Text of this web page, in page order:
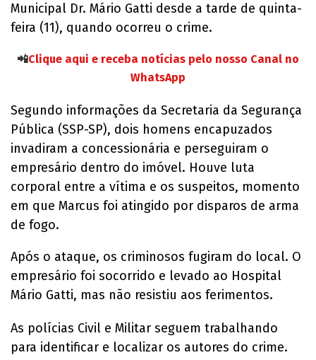
Municipal Dr. Mário Gatti desde a tarde de quinta-
feira (11), quando ocorreu o crime.
📲Clique aqui e receba notícias pelo nosso Canal no
WhatsApp
Segundo informações da Secretaria da Segurança
Pública (SSP-SP), dois homens encapuzados
invadiram a concessionária e perseguiram o
empresário dentro do imóvel. Houve luta
corporal entre a vítima e os suspeitos, momento
em que Marcus foi atingido por disparos de arma
de fogo.
Após o ataque, os criminosos fugiram do local. O
empresário foi socorrido e levado ao Hospital
Mário Gatti, mas não resistiu aos ferimentos.
As polícias Civil e Militar seguem trabalhando
para identificar e localizar os autores do crime.